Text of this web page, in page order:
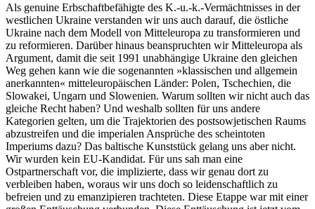
Als genuine Erbschaftbefähigte des K.-u.-k.-Vermächtnisses in der
westlichen Ukraine verstanden wir uns auch darauf, die östliche
Ukraine nach dem Modell von Mitteleuropa zu transformieren und
zu reformieren. Darüber hinaus beanspruchten wir Mitteleuropa als
Argument, damit die seit 1991 unabhängige Ukraine den gleichen
Weg gehen kann wie die sogenannten »klassischen und allgemein
anerkannten« mitteleuropäischen Länder: Polen, Tschechien, die
Slowakei, Ungarn und Slowenien. Warum sollten wir nicht auch das
gleiche Recht haben? Und weshalb sollten für uns andere
Kategorien gelten, um die Trajektorien des postsowjetischen Raums
abzustreifen und die imperialen Ansprüche des scheintoten
Imperiums dazu? Das baltische Kunststück gelang uns aber nicht.
Wir wurden kein EU-Kandidat. Für uns sah man eine
Ostpartnerschaft vor, die implizierte, dass wir genau dort zu
verbleiben haben, woraus wir uns doch so leidenschaftlich zu
befreien und zu emanzipieren trachteten. Diese Etappe war mit einer